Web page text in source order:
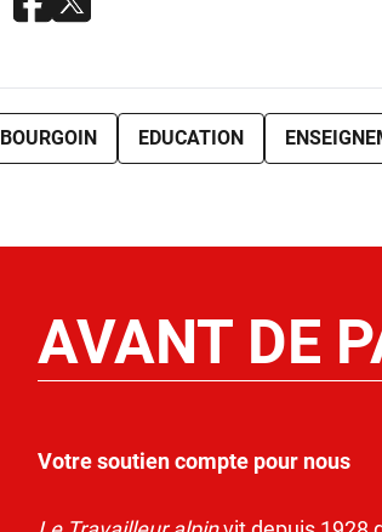
BOURGOIN EDUCATION
AVANT DE
Votre soutien compte pour nous